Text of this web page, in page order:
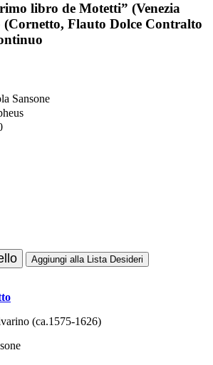
libro de Motetti” (Venezia
(Cornetto, Flauto Dolce Contralto
Sansone
Aggiungi alla Lista Desideri
(ca.1575-1626)